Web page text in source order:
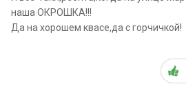
наша ОКРОШКА!!!
Да на хорошем квасе,да с горчичкой!